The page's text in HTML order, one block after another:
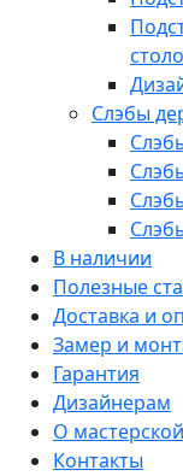
Слэбы
В наличии
Полезные
Доставка и
Замер и
Гарантия
Дизайнерам
О мастерской
Контакты